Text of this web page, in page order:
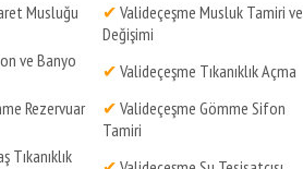
Musluğu
✔ Valideçeşme Musluk Tamiri ve
Değişimi
ve Banyo
✔ Valideçeşme Tıkanıklık Açma
Rezervuar
✔ Valideçeşme Gömme Sifon
Tamiri
Tıkanıklık